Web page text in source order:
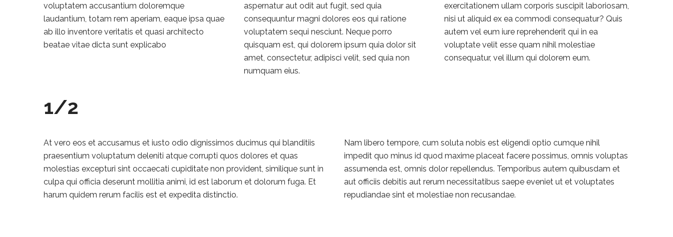
voluptatem accusantium doloremque
laudantium, totam rem aperiam, eaque ipsa quae
ab illo inventore veritatis et quasi architecto
beatae vitae dicta sunt explicabo
aspernatur aut odit aut fugit, sed quia
consequuntur magni dolores eos qui ratione
voluptatem sequi nesciunt. Neque porro
quisquam est, qui dolorem ipsum quia dolor sit
amet, consectetur, adipisci velit, sed quia non
numquam eius.
exercitationem ullam corporis suscipit laboriosam,
nisi ut aliquid ex ea commodi consequatur? Quis
autem vel eum iure reprehenderit qui in ea
voluptate velit esse quam nihil molestiae
consequatur, vel illum qui dolorem eum.
1/2
At vero eos et accusamus et iusto odio dignissimos ducimus qui blanditiis
praesentium voluptatum deleniti atque corrupti quos dolores et quas
molestias excepturi sint occaecati cupiditate non provident, similique sunt in
culpa qui officia deserunt mollitia animi, id est laborum et dolorum fuga. Et
harum quidem rerum facilis est et expedita distinctio.
Nam libero tempore, cum soluta nobis est eligendi optio cumque nihil
impedit quo minus id quod maxime placeat facere possimus, omnis voluptas
assumenda est, omnis dolor repellendus. Temporibus autem quibusdam et
aut officiis debitis aut rerum necessitatibus saepe eveniet ut et voluptates
repudiandae sint et molestiae non recusandae.